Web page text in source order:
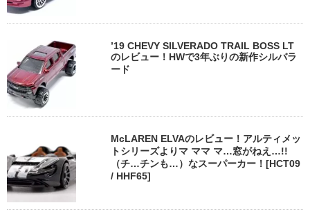
’19 CHEVY SILVERADO TRAIL BOSS LT
のレビュー！HWで3年ぶりの新作シルバラ
ード
McLAREN ELVAのレビュー！アルティメッ
トシリーズよりマ ママ マ…窓がねえ…!!
（チ…チンも…）なスーパーカー！[HCT09
/ HHF65]